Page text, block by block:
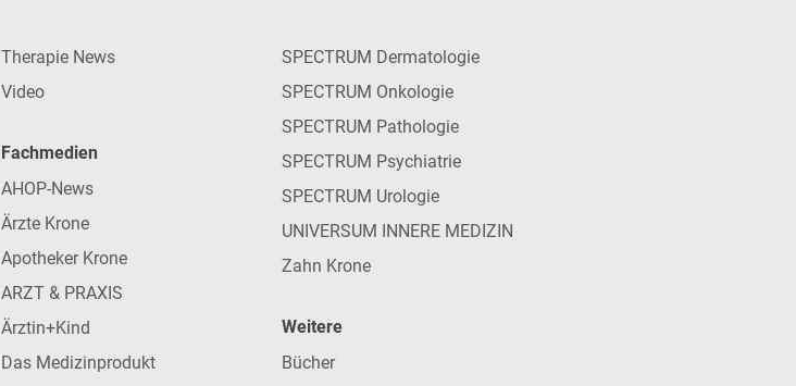
Therapie News
Video
Fachmedien
AHOP-News
Ärzte Krone
Apotheker Krone
ARZT & PRAXIS
Ärztin+Kind
Das Medizinprodukt
SPECTRUM Dermatologie
SPECTRUM Onkologie
SPECTRUM Pathologie
SPECTRUM Psychiatrie
SPECTRUM Urologie
UNIVERSUM INNERE MEDIZIN
Zahn Krone
Weitere
Bücher